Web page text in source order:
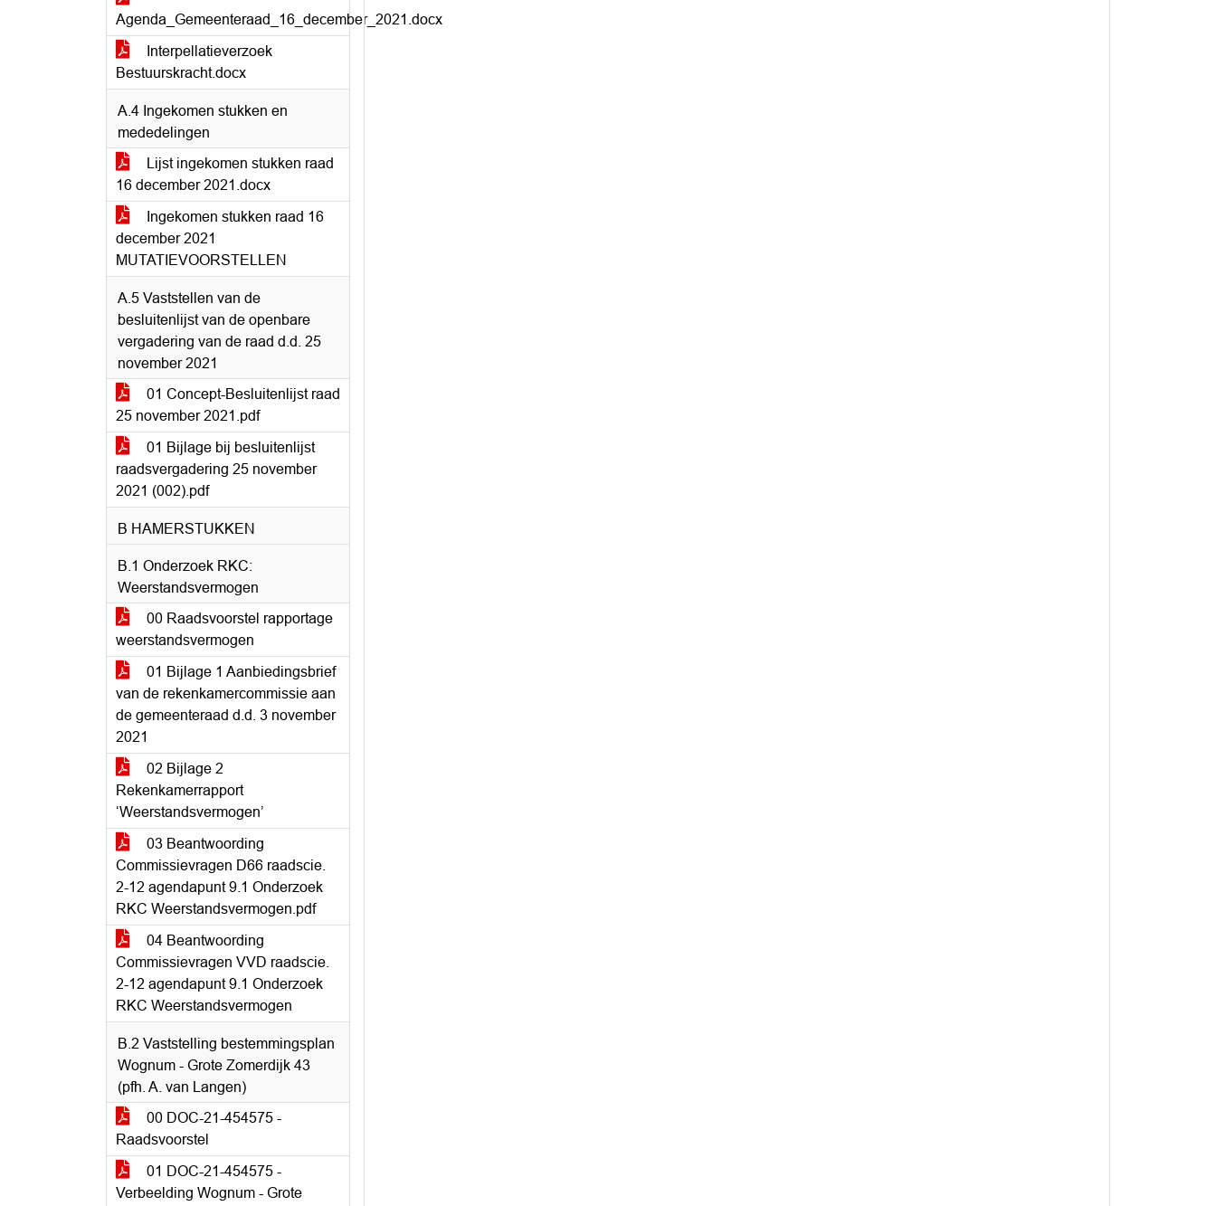
Agenda_Gemeenteraad_16_december_2021.docx
Interpellatieverzoek
Bestuurskracht.docx
A.4 Ingekomen stukken en
mededelingen
Lijst ingekomen stukken raad
16 december 2021.docx
Ingekomen stukken raad 16
december 2021
MUTATIEVOORSTELLEN
A.5 Vaststellen van de
besluitenlijst van de openbare
vergadering van de raad d.d. 25
november 2021
01 Concept-Besluitenlijst raad
25 november 2021.pdf
01 Bijlage bij besluitenlijst
raadsvergadering 25 november
2021 (002).pdf
B HAMERSTUKKEN
B.1 Onderzoek RKC:
Weerstandsvermogen
00 Raadsvoorstel rapportage
weerstandsvermogen
01 Bijlage 1 Aanbiedingsbrief
van de rekenkamercommissie aan
de gemeenteraad d.d. 3 november
2021
02 Bijlage 2
Rekenkamerrapport
‘Weerstandsvermogen’
03 Beantwoording
Commissievragen D66 raadscie.
2-12 agendapunt 9.1 Onderzoek
RKC Weerstandsvermogen.pdf
04 Beantwoording
Commissievragen VVD raadscie.
2-12 agendapunt 9.1 Onderzoek
RKC Weerstandsvermogen
B.2 Vaststelling bestemmingsplan
Wognum - Grote Zomerdijk 43
(pfh. A. van Langen)
00 DOC-21-454575 -
Raadsvoorstel
01 DOC-21-454575 -
Verbeelding Wognum - Grote